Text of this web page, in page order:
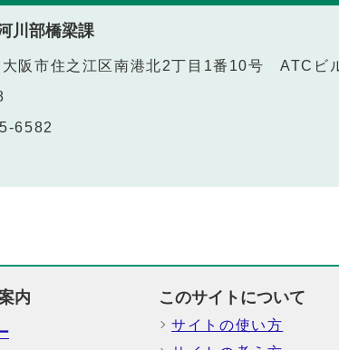
川部橋梁課
阪市住之江区南港北2丁目1番10号 ATCビ
6582
内 このサイトについて
サイトの使い方